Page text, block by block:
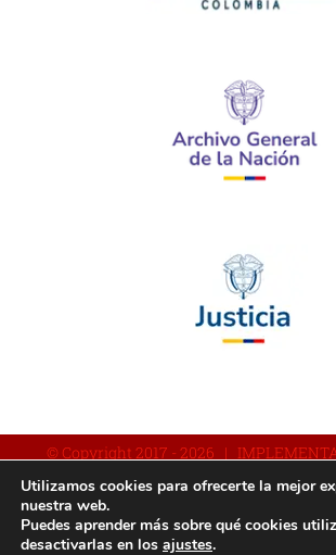
© Copyright 2017 - 2026 |
FacebookYouTube
Utilizamos cookies para ofrecerte la mejor
nuestra web.
Puedes aprender más sobre qué cookies
desactivarlas en los ajustes.